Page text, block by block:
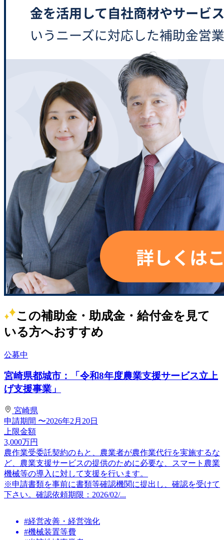
この補助金・助成金・給付金を見て
いる方へおすすめ
公募中
宮崎県都城市：「令和8年度農業支援サービス立上
げ支援事業」
宮崎県
申請期間 〜2026年2月20日
上限金額
3,000万円
農作業受委託契約のもと、農業者が農作業代行を実施するな
ど、農業支援サービスの提供のために必要な、スマート農業
機械等の導入に対して支援を行います。
※申請書類を事前に書類等確認機関に提出し、確認を受けて
下さい。確認依頼期限：2026/02/...
#経営改善・経営強化
#機械装置等費